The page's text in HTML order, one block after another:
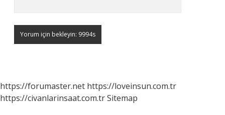
https://forumaster.net https://loveinsun.com.tr
https://civanlarinsaat.com.trSitemap